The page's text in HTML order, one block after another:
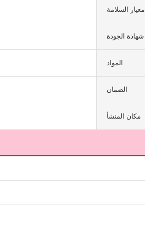
معيار السلامة
شهادة الجودة
المواد
الضمان
مكان المنشأ